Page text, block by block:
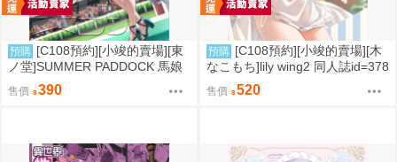
預購 [C108預約][小竣的賣場][東
ノ堂]SUMMER PADDOCK 馬娘
同人誌id=3787232
售價 390
預購 [C108預約][小竣的賣場][木
なこもち]lily wing2 同人誌id=378
售價 520